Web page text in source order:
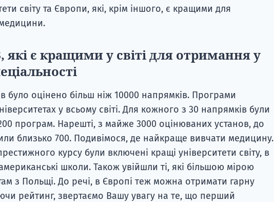
світу та Європи, які, крім іншого, є кращими для
є кращими у світі для отримання у
було оцінено більш ніж 10000 напрямків. Програми
у всьому світі. Для кожного з 30 напрямків були
200 програм. Нарешті, з майже 3000 оцінюваних установ, до
близько 700. Подивімося, де найкраще вивчати медицину.
курсу були включені кращі університети світу, в
школи. Також увійшли ті, які більшою мірою
з Польщі. До речі, в Європі теж можна отримати гарну
рейтинг, звертаємо Вашу увагу на те, що перший